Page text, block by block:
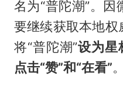
名为“普陀潮”。
要继续获取本地
将“普陀潮”设为星
点击“赞”和“在看”。